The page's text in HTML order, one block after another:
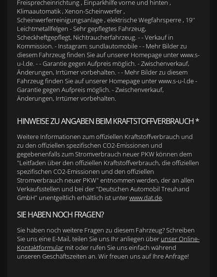
Freisprecheinrichtung , Einparkhilfe vorne und hinten ,
Klimaautomatik , Xenon-Scheinwerfer ,
Scheinwerferreinigungsanlage , elektrische Wegfahrsperre , 19''
Leichtmetallfelgen - Sehr gepflegtes Fahrzeug,
Scheckheftgepflegt, Nichtraucherfahrzeug. - - Verkauf in
Kommission. - Instagram: sundlautomobile - - Mehr Bilder zu
diesem Fahrzeug finden Sie auf unserer Homepage unter www.s-
u-l.de. - - Garantie gegen Aufpreis möglich. - Zwischenverkauf,
Änderungen, Irrtümer vorbehalten. - - Mehr Bilder zu diesem
Fahrzeug finden Sie auf unserer Homepage unter www.s-u-l.de -
Garantie gegen Aufpreis möglich. - Zwischenverkauf,
Änderungen, Irrtümer vorbehalten.
HINWEISE ZU ANGABEN BEIM KRAFTSTOFFVERBRAUCH *
Weitere Informationen zum offiziellen Kraftstoffverbrauch und
zu den offiziellen spezifischen CO2-Emissionen und
gegebenenfalls zum Stromverbrauch neuer PKW können dem
"Leitfaden über den offiziellen Kraftstoffverbrauch, die offiziellen
spezifischen CO2-Emissionen und den offiziellen
Stromverbrauch neuer PKW" entnommen werden, der an allen
Verkaufsstellen und bei der "Deutschen Automobil Treuhand
GmbH" unentgeltlich erhältlich ist unterwww.dat.de.
SIE HABEN NOCH FRAGEN?
Sie haben noch weitere Fragen zu diesem Fahrzeug? Schreiben
Sie uns eine E-Mail, teilen Sie uns Ihr anliegen über unser Online-
Kontaktformular mit oder rufen Sie uns einfach während
unseren Geschäftszeiten an. Wir freuen uns auf Ihre Anfrage!